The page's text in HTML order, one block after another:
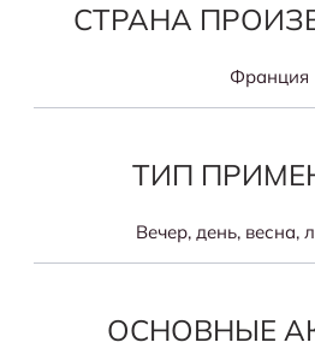
СТРАНА
Франция
ТИП
Вечер, день, весна,
ОСНОВНЫЕ